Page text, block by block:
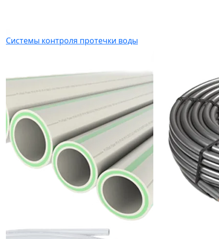
Системы контроля протечки воды